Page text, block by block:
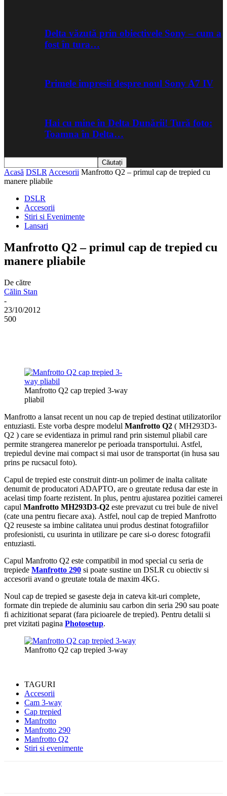
Delta văzută prin obiectivele Sony – cum a
fost în tura…
Primele impresii despre noul Sony A7 IV
Hai cu mine în Delta Dunării! Tură foto:
Toamna în Delta…
Acasă DSLR Accesorii Manfrotto Q2 – primul cap de trepied cu
manere pliabile
DSLR
Accesorii
Stiri si Evenimente
Lansari
Manfrotto Q2 – primul cap de trepied cu
manere pliabile
De către
Călin Stan
-
23/10/2012
500
Manfrotto Q2 cap trepied 3-way
pliabil
Manfrotto a lansat recent un nou cap de trepied destinat utilizatorilor
entuziasti. Este vorba despre modelul Manfrotto Q2 ( MH293D3-
Q2 ) care se evidentiaza in primul rand prin sistemul pliabil care
permite strangerea manerelor pe perioada transportului. Astfel,
trepiedul devine mai compact si mai usor de transportat (in husa sau
prins pe rucsacul foto).
Capul de trepied este construit dintr-un polimer de inalta calitate
denumit de producatori ADAPTO, are o greutate redusa dar este in
acelasi timp foarte rezistent. In plus, pentru ajustarea pozitiei camerei
capul Manfrotto MH293D3-Q2 este prevazut cu trei bule de nivel
(cate una pentru fiecare axa). Astfel, noul cap de trepied Manfrotto
Q2 reuseste sa imbine calitatea unui produs destinat fotografiilor
profesionisti, cu usurinta in utilizare pe care si-o doresc fotografii
entuziasti.
Capul Manfrotto Q2 este compatibil in mod special cu seria de
trepiede Manfrotto 290 si poate sustine un DSLR cu obiectiv si
accesorii avand o greutate totala de maxim 4KG.
Noul cap de trepied se gaseste deja in cateva kit-uri complete,
formate din trepiede de aluminiu sau carbon din seria 290 sau poate
fi achizitionat separat (fara picioarele de trepied). Pentru detalii si
pret vizitati pagina Photosetup.
Manfrotto Q2 cap trepied 3-way
TAGURI
Accesorii
Cam 3-way
Cap trepied
Manfrotto
Manfrotto 290
Manfrotto Q2
Stiri si evenimente